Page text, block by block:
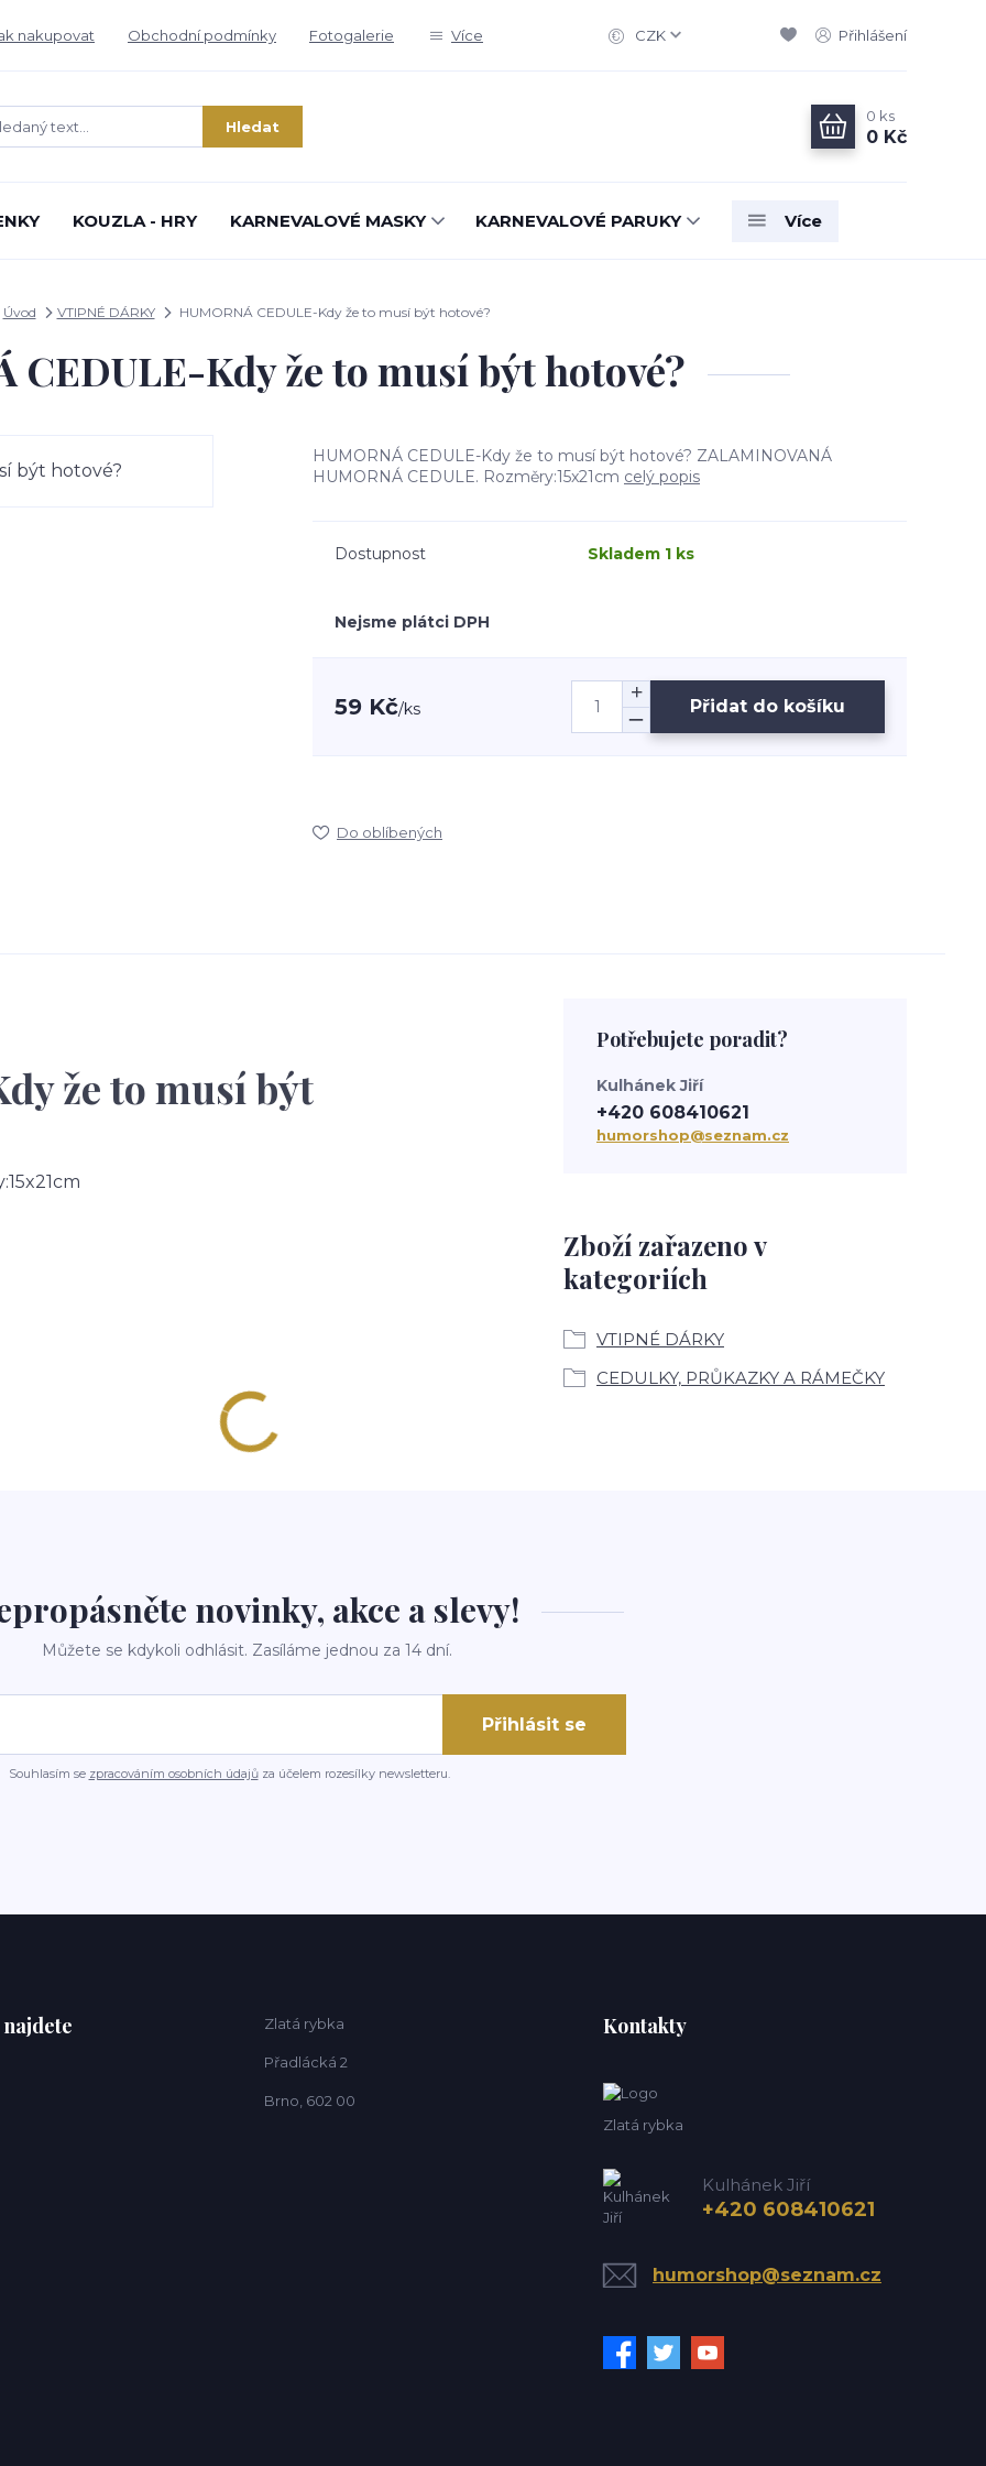
nakupovat Obchodní podmínky Fotogalerie Více CZK Přihlášení
Hledat
0 ks
0 Kč
KOUZLA - HRY KARNEVALOVÉ MASKY KARNEVALOVÉ PARUKY Více
Úvod VTIPNÉ DÁRKY HUMORNÁ CEDULE-Kdy že to musí být hotové?
CEDULE-Kdy že to musí být hotové?
HUMORNÁ CEDULE-Kdy že to musí být hotové? ZALAMINOVANÁ
HUMORNÁ CEDULE. Rozměry:15x21cm celý popis
Dostupnost Skladem 1 ks
Nejsme plátci DPH
59 Kč/ks Přidat do košíku
Do oblíbených
že to musí být
Zboží zařazeno v
kategoriích
VTIPNÉ DÁRKY
CEDULKY, PRŮKAZKY A RÁMEČKY
Potřebujete poradit?
Kulhánek Jiří
+420 608410621
humorshop@seznam.cz
novinky, akce a slevy!
Můžete se kdykoli odhlásit. Zasíláme jednou za 14 dní.
Přihlásit se
Souhlasím se zpracováním osobních údajůza účelem rozesílky newsletteru.
Zlatá rybka
Přadlácká 2
Brno, 602 00
Kontakty
Zlatá rybka
Kulhánek Jiří
+420 608410621
humorshop@seznam.cz